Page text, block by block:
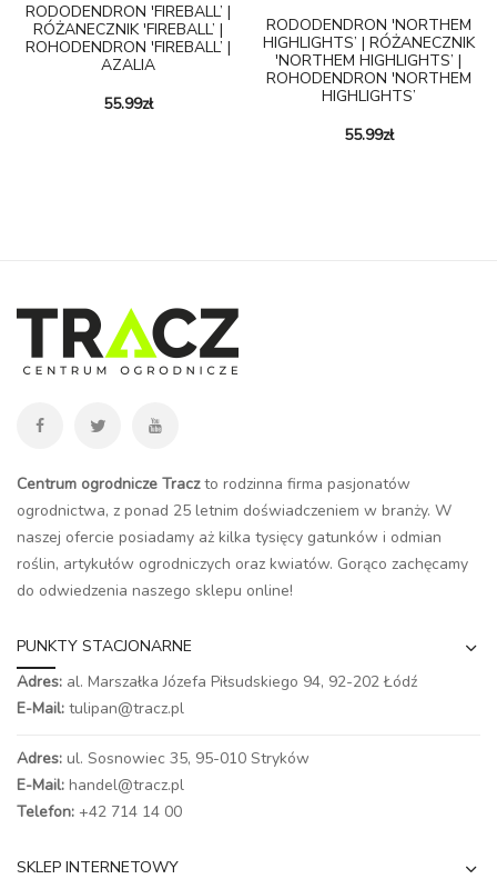
RODODENDRON 'FIREBALL’ |
RÓŻANECZNIK 'FIREBALL’ |
ROHODENDRON 'FIREBALL’ |
AZALIA
55.99zł
RODODENDRON 'NORTHEM
HIGHLIGHTS’ | RÓŻANECZNIK
'NORTHEM HIGHLIGHTS’ |
ROHODENDRON 'NORTHEM
HIGHLIGHTS’
55.99zł
Centrum ogrodnicze Traczto rodzinna firma pasjonatów
ogrodnictwa, z ponad 25 letnim doświadczeniem w branży. W
naszej ofercie posiadamy aż kilka tysięcy gatunków i odmian
roślin, artykułów ogrodniczych oraz kwiatów. Gorąco zachęcamy
do odwiedzenia naszego sklepu online!
PUNKTY STACJONARNE
Adres: al. Marszałka Józefa Piłsudskiego 94, 92-202 Łódź
E-Mail: tulipan@tracz.pl
Adres: ul. Sosnowiec 35, 95-010 Stryków
E-Mail: handel@tracz.pl
Telefon: +42 714 14 00
SKLEP INTERNETOWY